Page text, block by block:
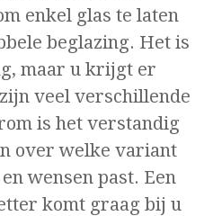
enkel glas te laten
beglazing. Het is
maar u krijgt er
veel verschillende
is het verstandig
over welke variant
wensen past. Een
komt graag bij u